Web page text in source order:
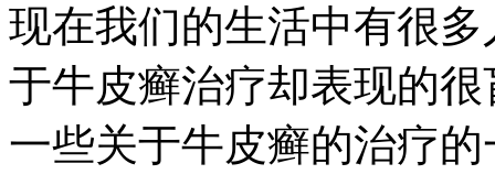
现在我们的生活中有很
于牛皮癣治疗却表现的
一些关于牛皮癣的治疗